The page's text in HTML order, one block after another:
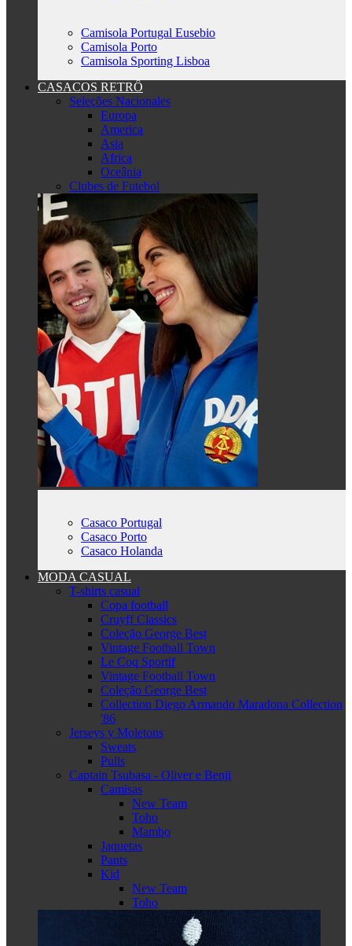
Camisola Portugal Eusebio
Camisola Porto
Camisola Sporting Lisboa
CASACOS RETRÔ
Seleções Nacionales
Europa
America
Asia
Africa
Oceânia
Clubes de Futebol
Casaco Portugal
Casaco Porto
Casaco Holanda
MODA CASUAL
T-shirts casual
Copa football
Cruyff Classics
Coleção George Best
Vintage Football Town
Le Coq Sportif
Vintage Football Town
Coleção George Best
Collection Diego Armando Maradona Collection
'86
Jerseys y Moletons
Sweats
Pulls
Captain Tsubasa - Oliver e Benji
Camisas
New Team
Toho
Mambo
Jaquetas
Pants
Kid
New Team
Toho